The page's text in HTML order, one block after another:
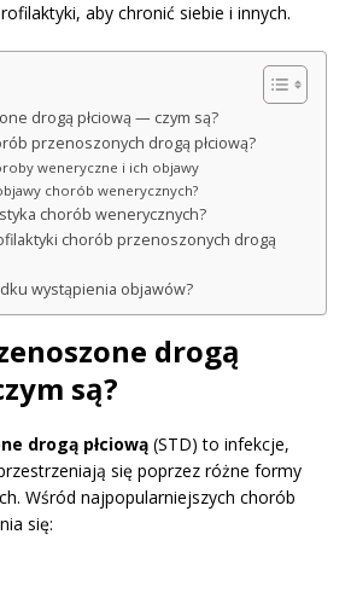
aby chronić siebie i innych.
drogą płciową — czym są?
przenoszonych drogą płciową?
weneryczne i ich objawy
chorób wenerycznych?
chorób wenerycznych?
chorób przenoszonych drogą
wystąpienia objawów?
drogą
są?
drogą płciową (STD) to infekcje,
się poprzez różne formy
Wśród najpopularniejszych chorób
się: